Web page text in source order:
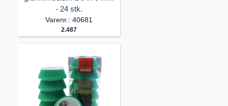
- 24 stk.
Varenr.: 40681
2.487